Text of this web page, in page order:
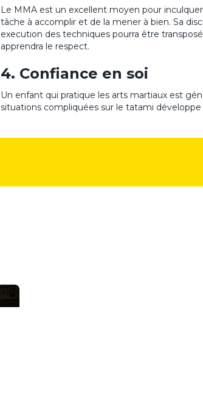
Le MMA est un excellent moyen pour
tâche à accomplir et de la mener à bien. Sa
execution des techniques pourra être
apprendra le respect.
4. Confiance en soi
Un enfant qui pratique les arts martiaux est
situations compliquées sur le tatami